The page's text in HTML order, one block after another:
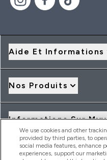
Aide Et Informations
Nos Produits
Informations Sur
Offres Et Réductions
We use cookies and other
provided by third parties, to
social media features, enhance
experiences, support our